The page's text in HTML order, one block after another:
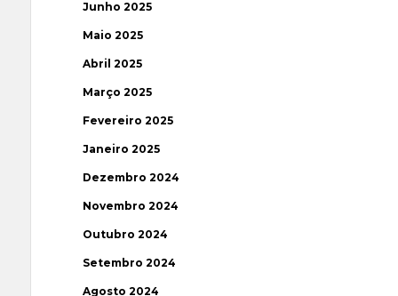
Junho 2025
Maio 2025
Abril 2025
Março 2025
Fevereiro 2025
Janeiro 2025
Dezembro 2024
Novembro 2024
Outubro 2024
Setembro 2024
Agosto 2024